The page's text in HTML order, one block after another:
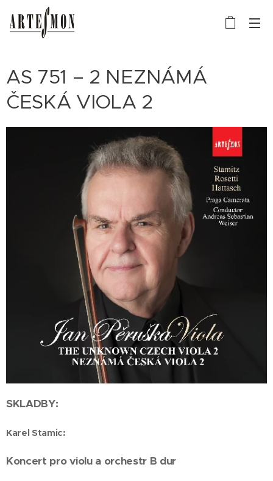
AS 751 – 2 NEZNÁMÁ
ČESKÁ VIOLA 2
SKLADBY:
Karel Stamic:
Koncert pro violu a orchestr B dur